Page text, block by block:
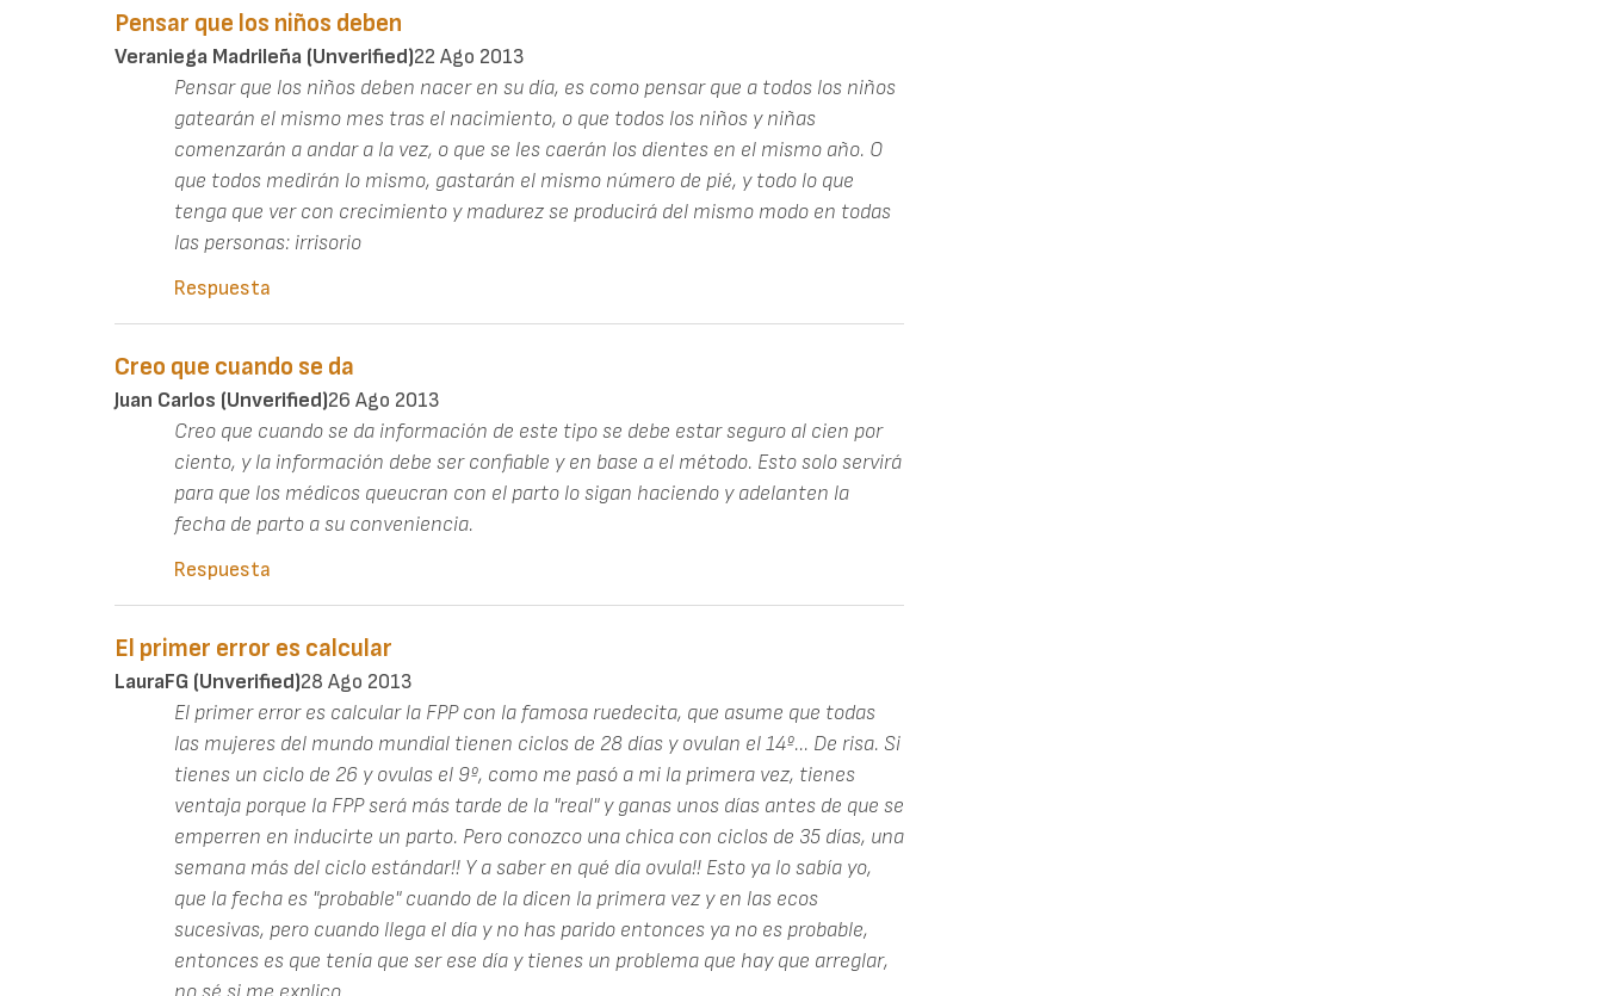
Pensar que los niños deben
Veraniega Madrileña (unverified)22 Ago 2013
Pensar que los niños deben nacer en su día, es como pensar que a todos los niños
gatearán el mismo mes tras el nacimiento, o que todos los niños y niñas
comenzarán a andar a la vez, o que se les caerán los dientes en el mismo año. O
que todos medirán lo mismo, gastarán el mismo número de pié, y todo lo que
tenga que ver con crecimiento y madurez se producirá del mismo modo en todas
las personas: irrisorio
Respuesta
Creo que cuando se da
Juan Carlos (unverified)26 Ago 2013
Creo que cuando se da información de este tipo se debe estar seguro al cien por
ciento, y la información debe ser confiable y en base a el método. Esto solo servirá
para que los médicos queucran con el parto lo sigan haciendo y adelanten la
fecha de parto a su conveniencia.
Respuesta
El primer error es calcular
LauraFG (unverified)28 Ago 2013
El primer error es calcular la FPP con la famosa ruedecita, que asume que todas
las mujeres del mundo mundial tienen ciclos de 28 días y ovulan el 14º... De risa. Si
tienes un ciclo de 26 y ovulas el 9º, como me pasó a mi la primera vez, tienes
ventaja porque la FPP será más tarde de la "real" y ganas unos días antes de que se
emperren en inducirte un parto. Pero conozco una chica con ciclos de 35 días, una
semana más del ciclo estándar!! Y a saber en qué día ovula!! Esto ya lo sabía yo,
que la fecha es "probable" cuando de la dicen la primera vez y en las ecos
sucesivas, pero cuando llega el día y no has parido entonces ya no es probable,
entonces es que tenía que ser ese día y tienes un problema que hay que arreglar,